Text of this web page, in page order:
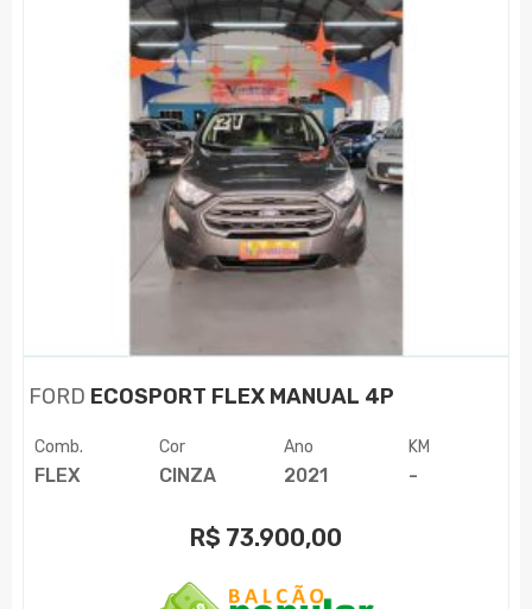
FORD ECOSPORT FLEX MANUAL 4P
Comb.
FLEX
Cor
CINZA
Ano
2021
KM
-
R$ 73.900,00